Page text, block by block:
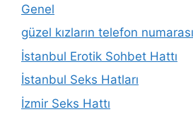
Genel
güzel kızların telefon numarası
İstanbul Erotik Sohbet Hattı
İstanbul Seks Hatları
İzmir Seks Hattı